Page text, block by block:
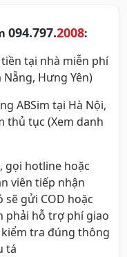
094.797.2008:
tại nhà miễn phí
Hưng Yên)
ABSim tại Hà Nội,
thủ tục (Xem danh
gọi hotline hoặc
viên tiếp nhận
gửi COD hoặc
phải hỗ trợ phí giao
tra đúng thông
tá